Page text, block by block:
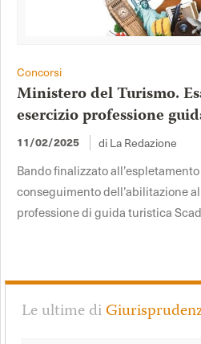
Concorsi
Ministero del Turismo.
esercizio professione
11/02/2025 di La Redazione
Bando finalizzato
conseguimento dell’abilitazione
professione di guida turistica
Le ultime di